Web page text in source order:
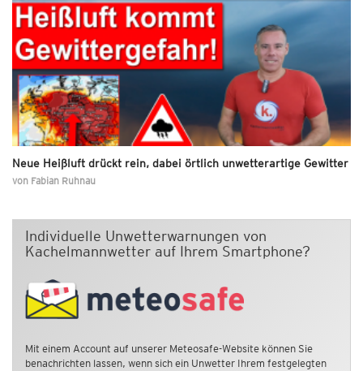
Neue Heißluft drückt rein, dabei örtlich unwetterartige Gewitter
von Fabian Ruhnau
Individuelle Unwetterwarnungen von
Kachelmannwetter auf Ihrem Smartphone?
Mit einem Account auf unserer Meteosafe-Website können Sie
benachrichten lassen, wenn sich ein Unwetter Ihrem festgelegten